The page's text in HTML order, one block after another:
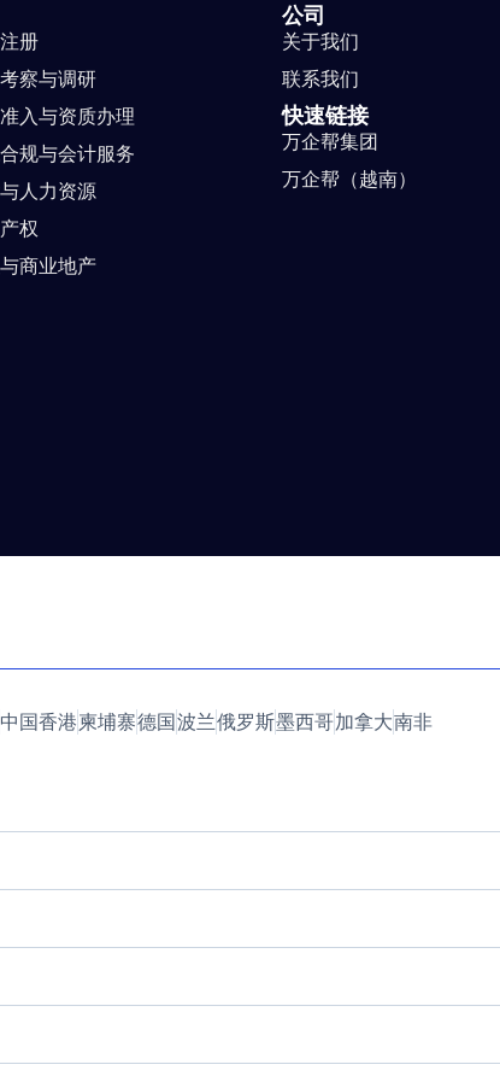
册
察与调研
入与资质办理
规与会计服务
人力资源
权
商业地产
公司
关于我们
联系我们
快速链接
万企帮集团
万企帮（越南）
中国香港柬埔寨德国波兰俄罗斯墨西哥加拿大南非